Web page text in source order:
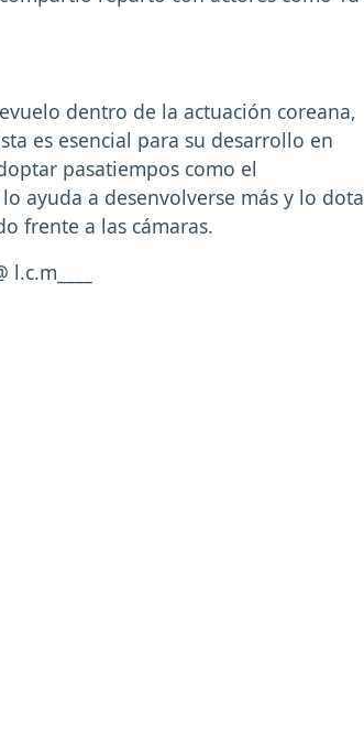
dentro de la actuación coreana,
es esencial para su desarrollo en
pasatiempos como el
ayuda a desenvolverse más y lo dota
frente a las cámaras.